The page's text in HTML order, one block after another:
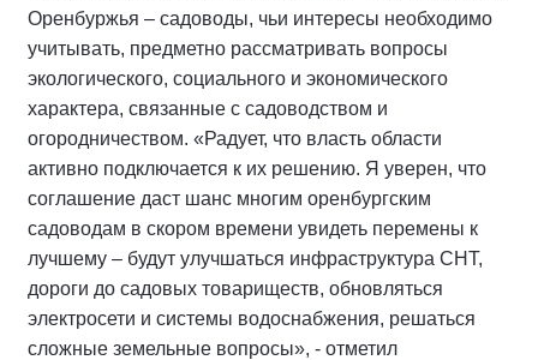
Оренбуржья – садоводы, чьи интересы необходимо
учитывать, предметно рассматривать вопросы
экологического, социального и экономического
характера, связанные с садоводством и
огородничеством. «Радует, что власть области
активно подключается к их решению. Я уверен, что
соглашение даст шанс многим оренбургским
садоводам в скором времени увидеть перемены к
лучшему – будут улучшаться инфраструктура СНТ,
дороги до садовых товариществ, обновляться
электросети и системы водоснабжения, решаться
сложные земельные вопросы», - отметил